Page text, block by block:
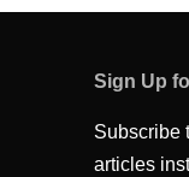
Sign Up
Subscribe
articles